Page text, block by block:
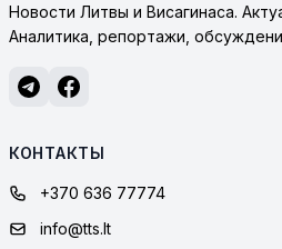
Новости Литвы и Висагинаса.
Аналитика, репортажи,
КОНТАКТЫ
+370 636 77774
info@tts.lt